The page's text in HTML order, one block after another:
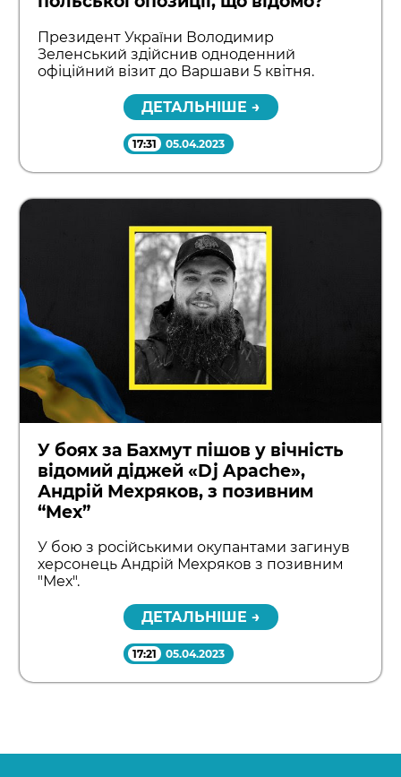
Президент України Володимир
Зеленський здійснив одноденний
офіційний візит до Варшави 5 квітня.
ДЕТАЛЬНІШЕ →
17:31 05.04.2023
У боях за Бахмут пішов у вічність
відомий діджей «Dj Apache»,
Андрій Мехряков, з позивним
“Mex”
У бою з російськими окупантами загинув
херсонець Андрій Мехряков з позивним
"Мех".
ДЕТАЛЬНІШЕ →
17:21 05.04.2023